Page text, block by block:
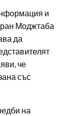
и
Моджтаба
да
че
със
на